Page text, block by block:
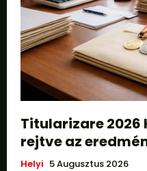
Titularizare
rejtve az
Helyi 5 Augusztus 2026